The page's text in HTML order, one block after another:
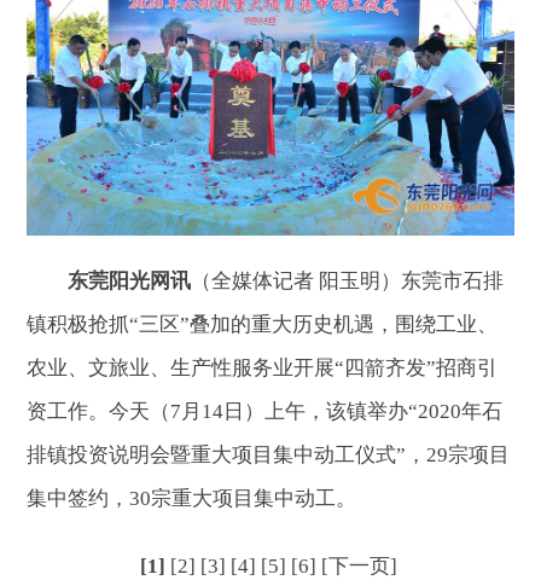
东莞阳光网讯 （全媒体记者 阳玉明）东莞市石排
镇积极抢抓“三区”叠加的重大历史机遇，围绕工业、
农业、文旅业、生产性服务业开展“四箭齐发”招商引
资工作。今天（7月14日 ）上午，该镇举办“2020年石
排镇投资说明会暨重大项目集中动工仪式”，29宗项目
集中签约，30宗重大项目集中动工。
[1] [2] [3] [4] [5] [6] [下一页]